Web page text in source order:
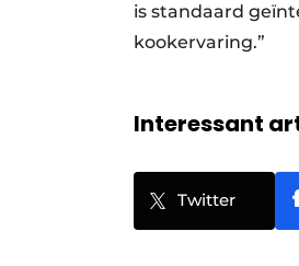
is standaard
kookervaring.”
Interessant
Twitter